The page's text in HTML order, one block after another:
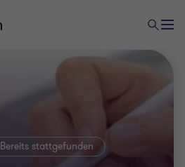
Bereits stattgefunden